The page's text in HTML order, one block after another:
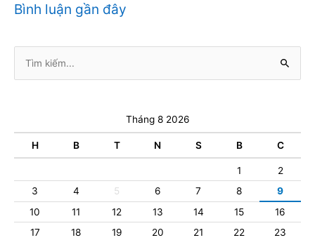
Bình luận gần đây
kiếm:
Tháng 8 2026
H B T N S B C
1
2
3
4 5 6 7 8
9
10
11 12 13 14 15
16
17
18 19 20 21 22
23